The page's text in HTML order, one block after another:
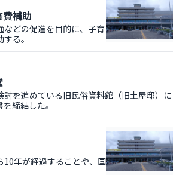
補助
どの促進を目的に、子育
る。
を進めている旧民俗資料館（旧土屋邸）に
締結した。
年が経過することや、国